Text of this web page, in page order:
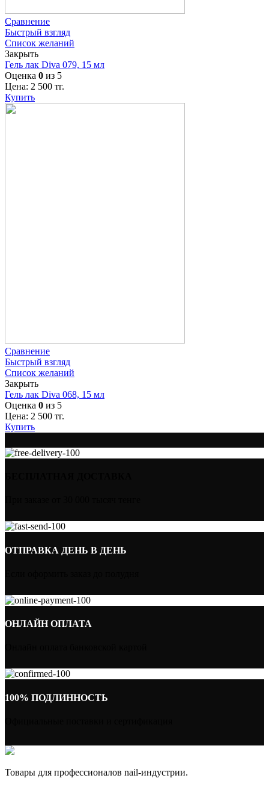
Сравнение
Быстрый взгляд
Список желаний
Закрыть
Гель лак Diva 079, 15 мл
Оценка 0 из 5
Цена: 2 500 тг.
Купить
Сравнение
Быстрый взгляд
Список желаний
Закрыть
Гель лак Diva 068, 15 мл
Оценка 0 из 5
Цена: 2 500 тг.
Купить
ОТПРАВКА ДЕНЬ В ДЕНЬ
ОНЛАЙН ОПЛАТА
100% ПОДЛИННОСТЬ
Товары для профессионалов nail-индустрии.